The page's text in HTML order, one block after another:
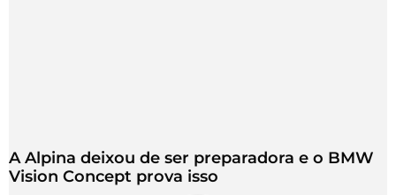
A Alpina deixou de ser preparadora e o BMW
Vision Concept prova isso